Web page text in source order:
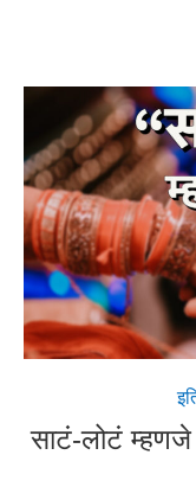
साटं-लोटं म्हणजे